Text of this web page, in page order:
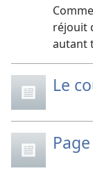
réjouit
autant
Le